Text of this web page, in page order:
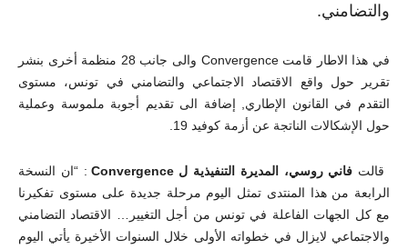
والتضامني.
في هذا الاطار قامتConvergence
والى جانب 28 منظمة أخرى بنشر
تقرير حول واقع الاقتصاد الاجتماعي والتضامني في تونس، مستوى
التقدم في القانون الإطاري, إضافة الى تقديم أجوبة ملموسة وعملية
حول الإشكالات الناتجة عن أزمة كوفيد 19.
قالت فاني روسي، المديرة التنفيذية ل Convergence : “ان النسخة
الرابعة من هذا المنتدى تمثل اليوم مرحلة جديدة على مستوى تفكيرنا
مع كل الجهات الفاعلة في تونس من أجل التغيير… الاقتصاد التضامني
والاجتماعي لايزال في خطواته الأولى خلال السنوات الأخيرة يأتي اليوم